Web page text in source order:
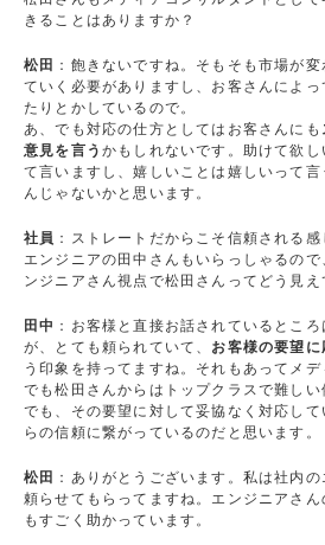
きることはありますか？
松田 ：飽きないですね。そもそも市場が
ていく必要がありますし、お客さんによ
たりとかしているので。
あ、でも対応の仕方としてはお客さんにも
意見を言う かもしれないです。助けて欲
て言いますし、嬉しいことは嬉しいって
んじゃないかと思います。
社員 ：ストレートだからこそ信頼される
エンジニアの田中さんもいらっしゃるの
ンジニアさん視点で松田さんってどう見え
田中 ：お客様と直接お話されているとこ
が、とても頼られていて、 お客様の要望
う印象を持ってますね。それもあってメ
でも松田さんからはトップクラスで難しい
でも、その要望に対して妥協なく対応し
らの信頼に繋がっているのだと思います。
松田 ：ありがとうございます。私は社内
頼らせてもらってますね。エンジニアさ
もすごく助かっています。